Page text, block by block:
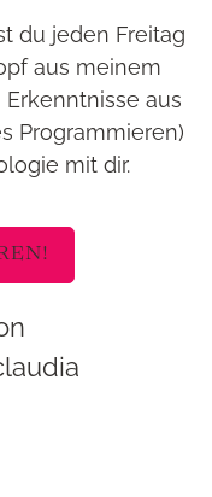
du jeden Freitag
aus meinem
aus
Programmieren)
mit dir.